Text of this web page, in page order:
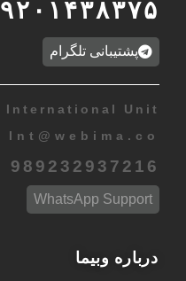
۹۲۰۱۴۳۸۳۷۵
پشتیبانی تلگرام
International Unit
Int @ webima.co
989232937216
WhatsApp Support
درباره وبیما